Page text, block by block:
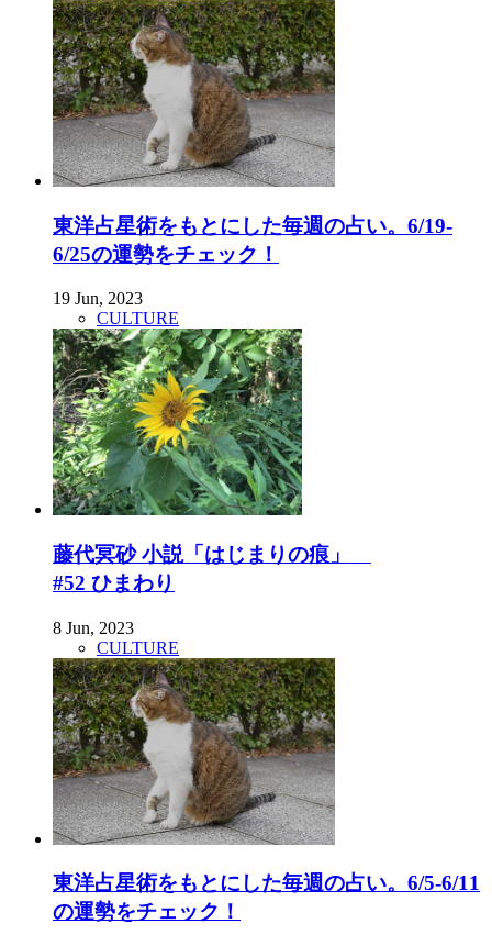
東洋占星術をもとにした毎週の占い。6/19-
6/25の運勢をチェック！
19 Jun, 2023
CULTURE
藤代冥砂 小説「はじまりの痕」
#52 ひまわり
8 Jun, 2023
CULTURE
東洋占星術をもとにした毎週の占い。6/5-6/11
の運勢をチェック！